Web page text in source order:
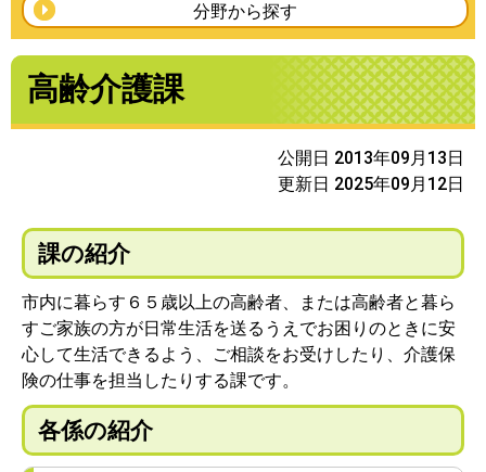
分野から探す
高齢介護課
公開日 2013年09月13日
更新日 2025年09月12日
課の紹介
市内に暮らす６５歳以上の高齢者、または高齢者と暮ら
すご家族の方が日常生活を送るうえでお困りのときに安
心して生活できるよう、ご相談をお受けしたり、介護保
険の仕事を担当したりする課です。
各係の紹介